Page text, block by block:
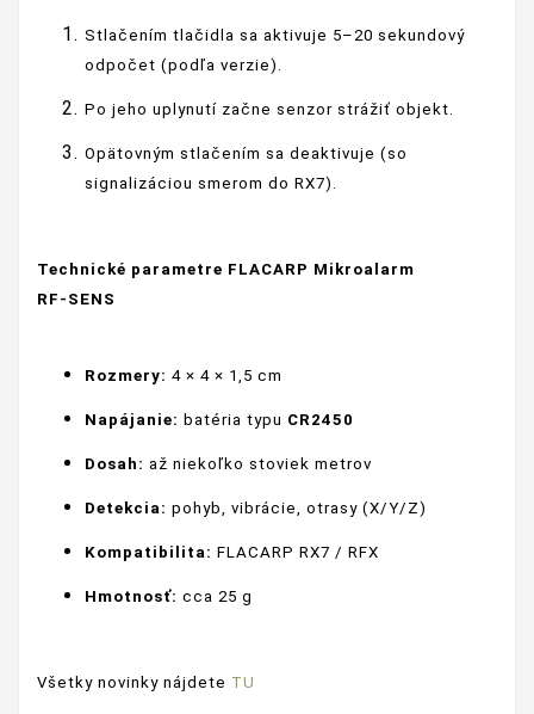
Stlačením tlačidla sa aktivuje 5–20 sekundový
odpočet (podľa verzie).
Po jeho uplynutí začne senzor strážiť objekt.
Opätovným stlačením sa deaktivuje (so
signalizáciou smerom do RX7).
Technické parametre FLACARP Mikroalarm
RF‑SENS
Rozmery: 4 × 4 × 1,5 cm
Napájanie: batéria typu CR2450
Dosah: až niekoľko stoviek metrov
Detekcia: pohyb, vibrácie, otrasy (X/Y/Z)
Kompatibilita: FLACARP RX7 / RFX
Hmotnosť: cca 25 g
Všetky novinky nájdete TU